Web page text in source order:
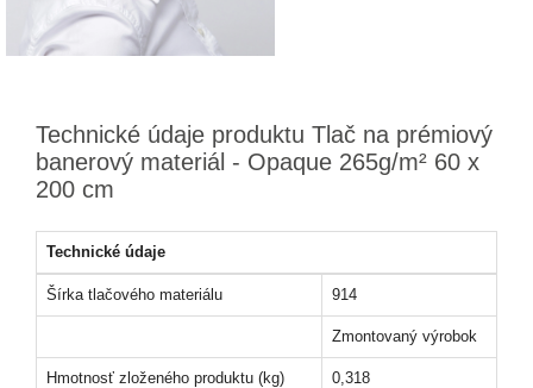
Technické údaje produktu Tlač na prémiový
banerový materiál - Opaque 265g/m² 60 x
200 cm
Technické údaje
Šírka tlačového materiálu 914
Zmontovaný výrobok
Hmotnosť zloženého produktu (kg) 0,318